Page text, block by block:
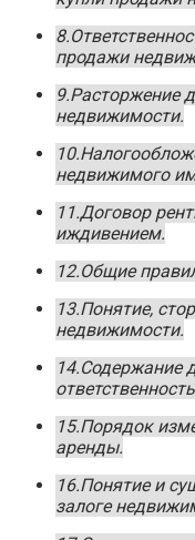
продажи
9.Расторжение
недвижимости.
недвижимого
11.Договор
иждивением.
12.Общие
13.Понятие,
недвижимости.
14.Содержание
15.Порядок
аренды.
16.Понятие и
залоге